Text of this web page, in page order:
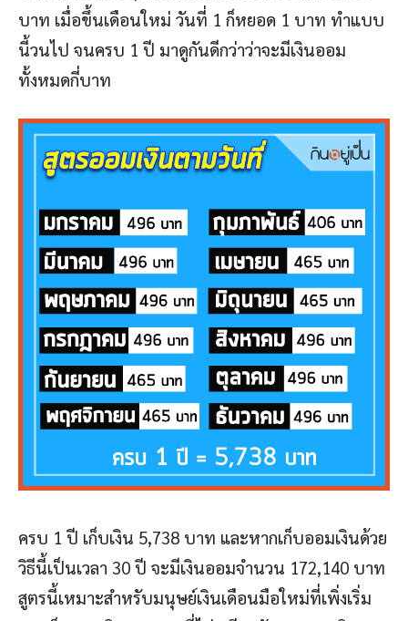
บาท เมื่อขึ้นเดือนใหม่ วันที่ 1 ก็หยอด 1 บาท ทำแบบ
นี้วนไป จนครบ 1 ปี มาดูกันดีกว่าว่าจะมีเงินออม
ทั้งหมดกี่บาท
ครบ 1 ปี เก็บเงิน 5,738 บาท และหากเก็บออมเงินด้วย
วิธีนี้เป็นเวลา 30 ปี จะมีเงินออมจำนวน 172,140 บาท
สูตรนี้เหมาะสำหรับมนุษย์เงินเดือนมือใหม่ที่เพิ่งเริ่ม